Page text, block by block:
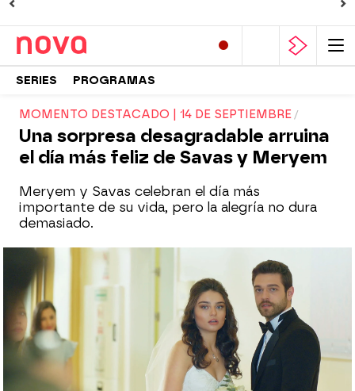
SERIES PROGRAMAS
MOMENTO DESTACADO | 14 DE SEPTIEMBRE
Una sorpresa desagradable arruina
el día más feliz de Savas y Meryem
Meryem y Savas celebran el día más
importante de su vida, pero la alegría no dura
demasiado.
Nova
Madrid